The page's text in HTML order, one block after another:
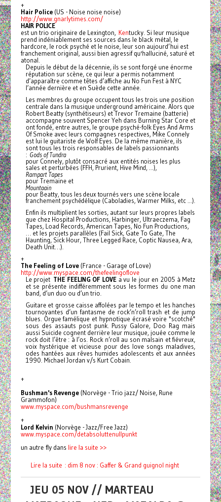
+
Hair Police(US - Noise noise noise)
http://www.gnarlytimes.com/
HAIR POLICE
est un trio originaire de Lexington, Kentucky. Si leur musique
prend indéniablement ses sources dans le black métal, le
hardcore, le rock psyché et le noise, leur son aujourd’hui est
franchement original, aussi bien agressif qu'halluciné, saturé et
atonal.
Depuis le début de la décennie, ils se sont forgé une énorme
réputation sur scène, ce qui leur a permis notamment
d’apparaître comme têtes d’affiche au No Fun Fest à NYC
l’année dernière et en Suède cette année.
Les membres du groupe occupent tous les trois une position
centrale dans la musique underground américaine. Alors que
Robert Beatty (synthétiseurs) et Trevor Tremaine (batterie)
accompagne souvent Spencer Yeh dans Burning Star Core et
ont fondé, entre autres, le groupe psyché-folk Eyes And Arms
Of Smoke avec leurs compagnes respectives, Mike Connely
est lui le guitariste de Wolf Eyes. De la même manière, ils
sont tous les trois responsables de labels passionnants
: Gods of Tundra
pour Connely, plutôt consacré aux entités noises les plus
sales et perturbées (FFH, Prurient, Hive Mind, …),
Rampart Tapes
pour Tremaine et
Mountaain
pour Beatty, tous les deux tournés vers une scène locale
franchement psychédélique (Caboladies, Warmer Milks, etc …).
Enfin ils multiplient les sorties, autant sur leurs propres labels
que chez Hospital Productions, Harbinger, Ultraeczema, Fag
Tapes, Load Records, American Tapes, No Fun Productions,
… et les projets parallèles (Fail Sick, Gate To Gate, The
Haunting, Sick Hour, Three Legged Race, Coptic Nausea, Ara,
Death Unit…).
+
The Feeling of Love(France - Garage of Love)
http://www.myspace.com/thefeelingoflove
Le projet THE FEELING OF LOVE a vu le jour en 2005 à Metz
et se présente indifféremment sous les formes du one man
band, d’un duo ou d’un trio.
Guitare et grosse caisse affolées par le tempo et les hanches
tournoyantes d’un fantasme de rock’n’roll trash et de jump
blues. Orgue famélique et hypnotique écrasé voire "scotché"
sous des assauts post punk. Pussy Galore, Doo Rag mais
aussi Suicide cognent derrière leur musique, jouée comme le
rock doit l’être : à l’os. Rock n’roll au son malsain et fiévreux,
voix hystérique et vicieuse pour des love songs maladives,
odes hantées aux rêves humides adolescents et aux années
1990. Michael Jordan v/s Kurt Cobain.
+
Bushman's Revenge(Norvège - Trio jazz/ Noise, Rune
Grammofon)
www.myspace.com/bushmansrevenge
+
Lord Kelvin (Norvège - Jazz/Free Jazz)
www.myspace.com/detabsoluttenullpunkt
un autre fly dans lire la suite >>
Lire la suite : dim 8 nov : Gaffer & Grand guignol night
JEU 05 NOV // MARTEAU